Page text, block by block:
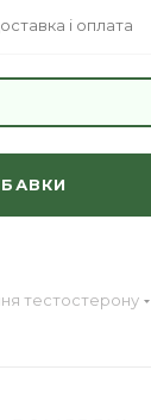
і оплата
тестостерону